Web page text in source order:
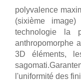
polyvalence
(sixième
technologie la
anthropomorphe
3D éléments,
l'uniformité des